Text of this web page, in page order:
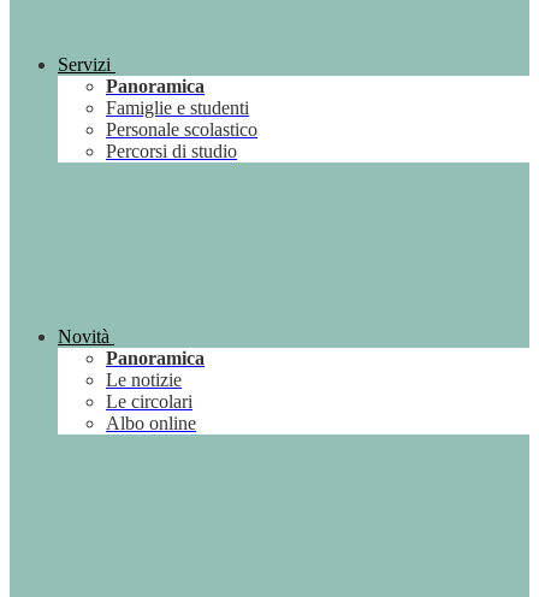
Servizi
Panoramica
Famiglie e studenti
Personale scolastico
Percorsi di studio
Novità
Panoramica
Le notizie
Le circolari
Albo online